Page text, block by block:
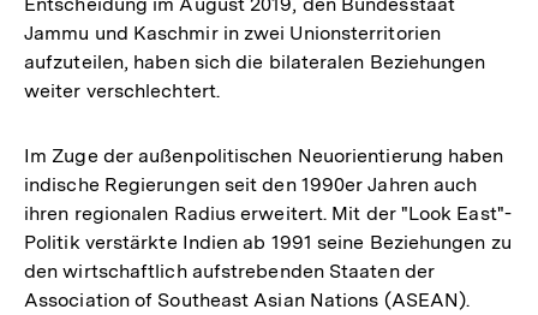
Jammu und Kaschmir in zwei Unionsterritorien
aufzuteilen, haben sich die bilateralen Beziehungen
weiter verschlechtert.
Im Zuge der außenpolitischen Neuorientierung haben
indische Regierungen seit den 1990er Jahren auch
ihren regionalen Radius erweitert. Mit der "Look East"-
Politik verstärkte Indien ab 1991 seine Beziehungen zu
den wirtschaftlich aufstrebenden Staaten der
Association of Southeast Asian Nations (ASEAN).